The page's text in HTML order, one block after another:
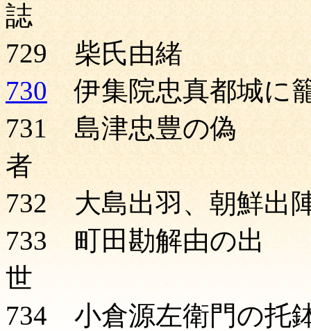
誌
729 柴氏由緒
730伊集院忠真都城に
731 島津忠豊の偽
者
732 大島出羽、朝鮮出
733 町田勘解由の出
世
734 小倉源左衛門の托